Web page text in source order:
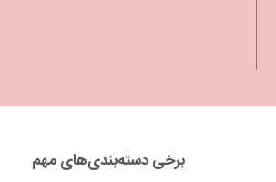
برخی دسته‌بندی‌های مهم